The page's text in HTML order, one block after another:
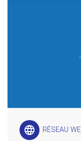
language RÉSEAU